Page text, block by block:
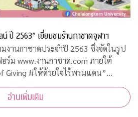
ปี 2563” เยี่ยมชมร้านกาชาดจุฬาฯ
งานกาชาดประจำปี 2563 ซึ่งจัดในรูป
งานกาชาด.com ภายใต้
Giving #ให้ด้วยใจไร้พรมแดน”
าคม 2563 รายได้จากการจัดงานโดย
ากาชาดไทย
อ่านเพิ่มเติม